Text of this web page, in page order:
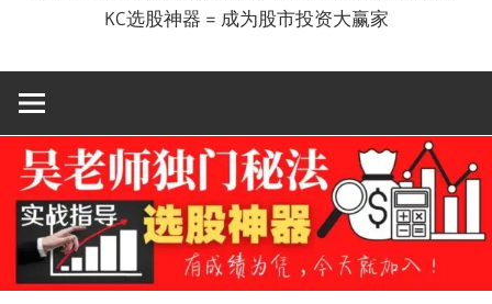
KC选股神器 = 成为股市投资大赢家